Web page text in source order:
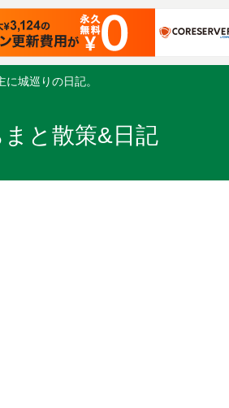
に城巡りの日記。
と散策&日記